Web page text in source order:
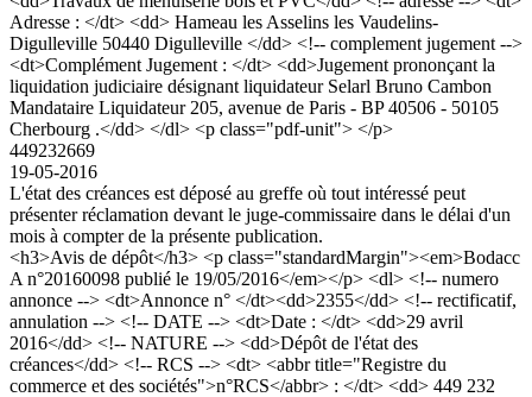
Adresse : </dt> <dd> Hameau les Asselins les Vaudelins-
Digulleville 50440 Digulleville </dd> <!-- complement jugement -->
<dt>Complément Jugement : </dt> <dd>Jugement prononçant la
liquidation judiciaire désignant liquidateur Selarl Bruno Cambon
Mandataire Liquidateur 205, avenue de Paris - BP 40506 - 50105
Cherbourg .</dd> </dl> <p class="pdf-unit"> </p>
449232669
19-05-2016
L'état des créances est déposé au greffe où tout intéressé peut
présenter réclamation devant le juge-commissaire dans le délai d'un
mois à compter de la présente publication.
<h3>Avis de dépôt</h3> <p class="standardMargin"><em>Bodacc
A n°20160098 publié le 19/05/2016</em></p> <dl> <!-- numero
annonce --> <dt>Annonce n° </dt><dd>2355</dd> <!-- rectificatif,
annulation --> <!-- DATE --> <dt>Date : </dt> <dd>29 avril
2016</dd> <!-- NATURE --> <dd>Dépôt de l'état des
créances</dd> <!-- RCS --> <dt> <abbr title="Registre du
commerce et des sociétés">n°RCS</abbr> : </dt> <dd> 449 232